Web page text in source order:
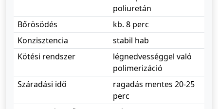
poliuretán
Bőrösödés
kb. 8 perc
Konzisztencia
stabil hab
Kötési rendszer
légnedvességgel való
polimerizáció
Száradási idő
ragadás mentes 20-25
perc